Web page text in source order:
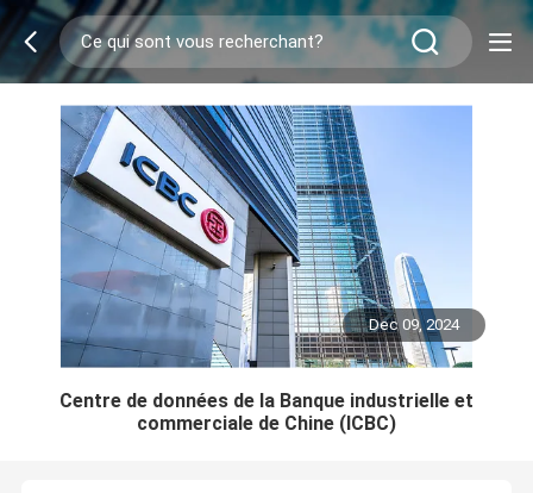
Dec 09, 2024
Centre de données de la Banque industrielle et
commerciale de Chine (ICBC)